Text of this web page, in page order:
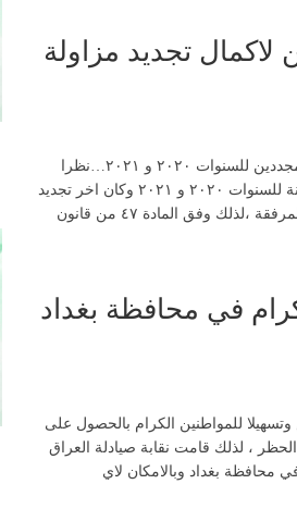
لاكمال تجديد مزاولة
الزميلات والزملاء الاعزاء الغير مجددين للسنوات ٢٠٢٠ و ٢٠٢١…نظرا
لتأخركم عن تجديد ممارسة المهنة للسنوات ٢٠٢٠ و ٢٠٢١ وكان اخر تجديد
في محافظة بغداد
للمواطنين الكرام بالحصول على
، لذلك قامت نقابة صيادلة العراق
محافظة بغداد وبالامكان لاي